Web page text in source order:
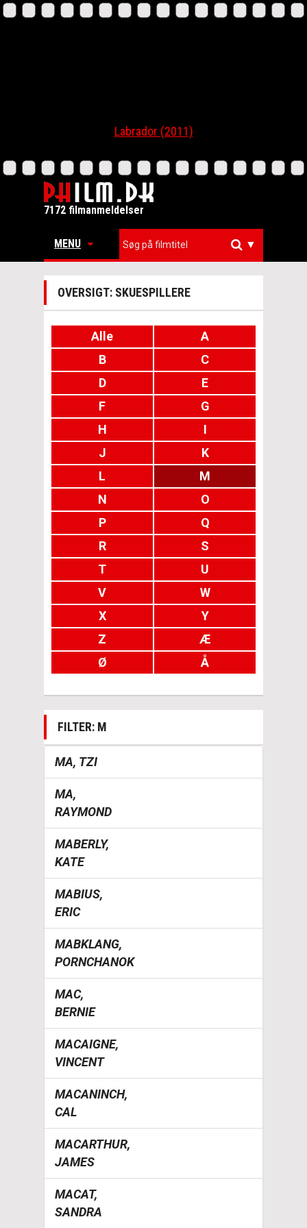
Labrador (2011)
7172 filmanmeldelser
MENU ▼
OVERSIGT: SKUESPILLERE
Alle
A
B
C
D
E
F
G
H
I
J
K
L
M
N
O
P
Q
R
S
T
U
V
W
X
Y
Z
Æ
Ø
Å
FILTER: M
MA, TZI
MA,
RAYMOND
MABERLY,
KATE
MABIUS,
ERIC
MABKLANG,
PORNCHANOK
MAC,
BERNIE
MACAIGNE,
VINCENT
MACANINCH,
CAL
MACARTHUR,
JAMES
MACAT,
SANDRA